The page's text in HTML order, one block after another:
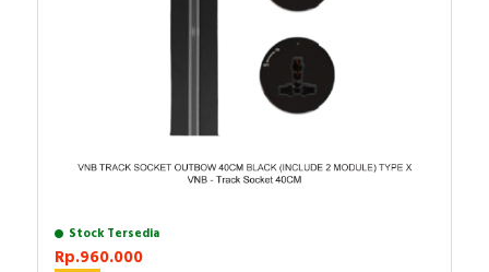
Stock Tersedia
Rp.960.000